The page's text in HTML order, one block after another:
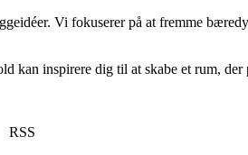
Vi fokuserer på at fremme
inspirere dig til at skabe et rum,
RSS